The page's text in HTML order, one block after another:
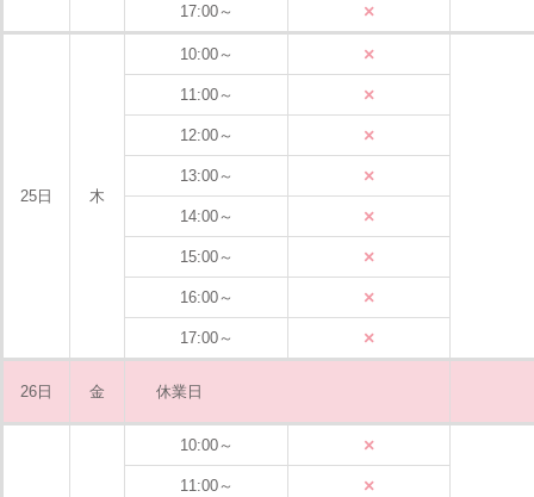
17:00～ ×
25日 木
10:00～ ×
11:00～ ×
12:00～ ×
13:00～ ×
14:00～ ×
15:00～ ×
16:00～ ×
17:00～ ×
26日 金 休業日
10:00～ ×
11:00～ ×